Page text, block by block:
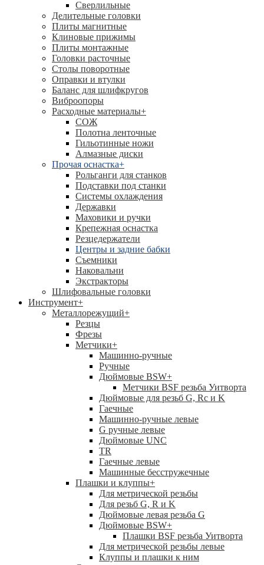
Сверлильные
Делительные головки
Плиты магнитные
Клиновые прижимы
Плиты монтажные
Головки расточные
Столы поворотные
Оправки и втулки
Баланс для шлифкругов
Виброопоры
Расходные материалы+
СОЖ
Полотна ленточные
Гильотинные ножи
Алмазные диски
Прочая оснастка+
Рольганги для станков
Подставки под станки
Системы охлаждения
Державки
Маховики и ручки
Крепежная оснастка
Резцедержатели
Центры и задние бабки
Съемники
Наковальни
Экстракторы
Шлифовальные головки
Инструмент+
Металлорежущий+
Резцы
Фрезы
Метчики+
Машинно-ручные
Ручные
Дюймовые BSW+
Метчики BSF резьба Уитворта
Дюймовые для резьб G, Rc и K
Гаечные
Машинно-ручные левые
G ручные левые
Дюймовые UNC
TR
Гаечные левые
Машинные бесстружечные
Плашки и клуппы+
Для метрической резьбы
Для резьб G, R и K
Дюймовые левая резьба G
Дюймовые BSW+
Плашки BSF резьба Уитворта
Для метрической резьбы левые
Клуппы и плашки к ним